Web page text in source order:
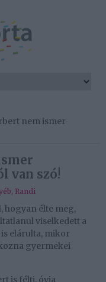
nem ismer
van szó!
, Randi
hogyan élte meg,
viselkedett a
elárulta, mikor
gyermekei
is félti, óvja